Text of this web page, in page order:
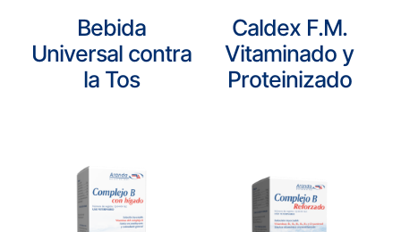
Bebida
Universal contra
la Tos
Caldex F.M.
Vitaminado y
Proteinizado